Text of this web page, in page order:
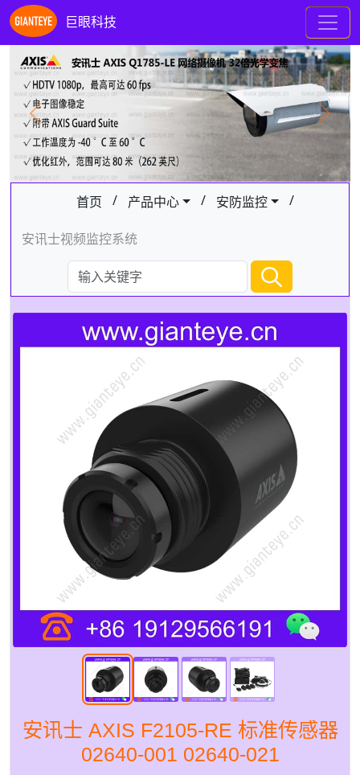
巨眼科技
Previous Next
首页 / 产品中心 / 安防监控 /
安讯士视频监控系统
安讯士 AXIS F2105-RE 标准传感器
02640-001 02640-021